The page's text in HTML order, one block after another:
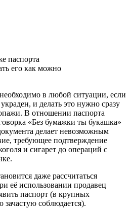
паспорта
его как можно
необходимо в любой ситуации, если
и делать это нужно сразу
В отношении паспорта
«Без бумажки ты букашка»
делает невозможным
требующее подтверждение
и сигарет до операций с
даже рассчитаться
её использовании продавец
паспорт (в крупных
зачастую соблюдается).